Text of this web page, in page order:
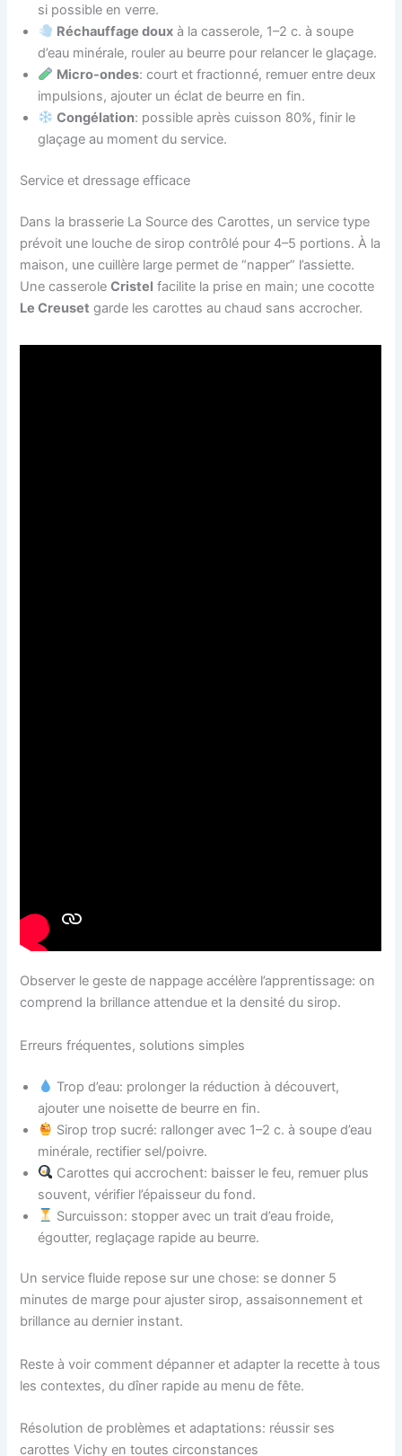
si possible en verre.
Réchauffage doux à la casserole, 1–2 c. à soupe
d’eau minérale, rouler au beurre pour relancer le glaçage.
Micro-ondes: court et fractionné, remuer entre deux
impulsions, ajouter un éclat de beurre en fin.
Congélation: possible après cuisson 80%, finir le
glaçage au moment du service.
Service et dressage efficace
Dans la brasserie La Source des Carottes, un service type
prévoit une louche de sirop contrôlé pour 4–5 portions. À la
maison, une cuillère large permet de “napper” l’assiette.
Une casseroleCristel facilite la prise en main; une cocotte
Le Creuset garde les carottes au chaud sans accrocher.
Observer le geste de nappage accélère l’apprentissage: on
comprend la brillance attendue et la densité du sirop.
Erreurs fréquentes, solutions simples
Trop d’eau: prolonger la réduction à découvert,
ajouter une noisette de beurre en fin.
Sirop trop sucré: rallonger avec 1–2 c. à soupe d’eau
minérale, rectifier sel/poivre.
Carottes qui accrochent: baisser le feu, remuer plus
souvent, vérifier l’épaisseur du fond.
Surcuisson: stopper avec un trait d’eau froide,
égoutter, reglaçage rapide au beurre.
Un service fluide repose sur une chose: se donner 5
minutes de marge pour ajuster sirop, assaisonnement et
brillance au dernier instant.
Reste à voir comment dépanner et adapter la recette à tous
les contextes, du dîner rapide au menu de fête.
Résolution de problèmes et adaptations: réussir ses
carottes Vichy en toutes circonstances